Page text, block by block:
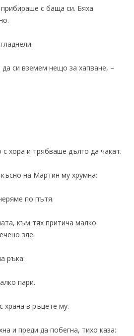
с баща си. Бяха
да си вземем нещо за хапване, –
хора и трябваше дълго да чакат.
на Мартин му хрумна:
по пътя.
към тях притича малко
зле.
ръка:
пари.
храна в ръцете му.
и преди да побегна, тихо каза: